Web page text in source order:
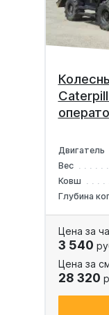
Двигатель
Вес
Ковш
Глубина
Цена за
3 540
Цена за
28 320